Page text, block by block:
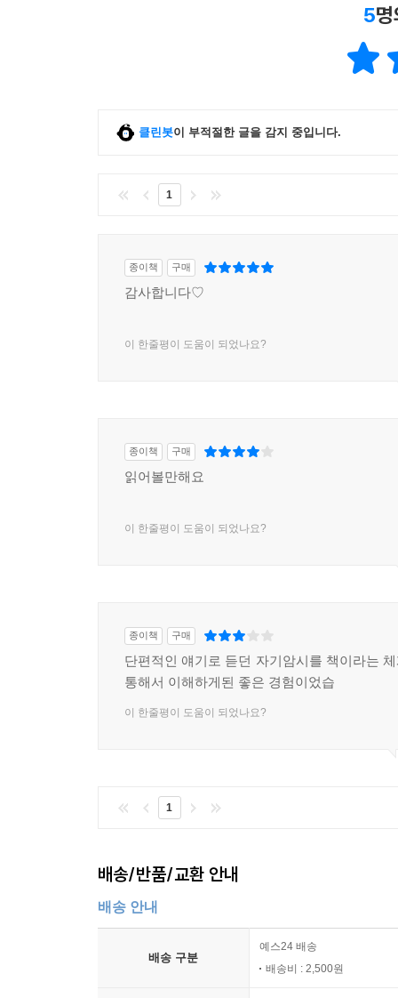
5
클린봇이 부적절한 글을 감지 중입니다.
1
종이책 구매
감사합니다♡
이 한줄평이 도움이 되었나요?
종이책 구매
읽어볼만해요
이 한줄평이 도움이 되었나요?
종이책 구매
단편적인 얘기로 듣던 자기암시를 책이라는
통해서 이해하게된 좋은 경험이었습
이 한줄평이 도움이 되었나요?
1
배송/반품/교환 안내
배송 안내
배송 구분
예스24 배송
배송비 : 2,500원